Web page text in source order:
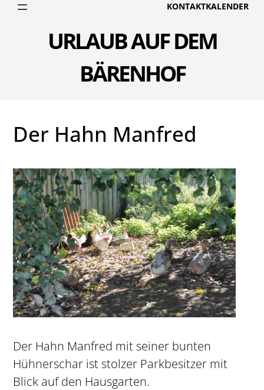
KONTAKTKALENDER
URLAUB AUF DEM
BÄRENHOF
Der Hahn Manfred
Der Hahn Manfred mit seiner bunten
Hühnerschar ist stolzer Parkbesitzer mit
Blick auf den Hausgarten.